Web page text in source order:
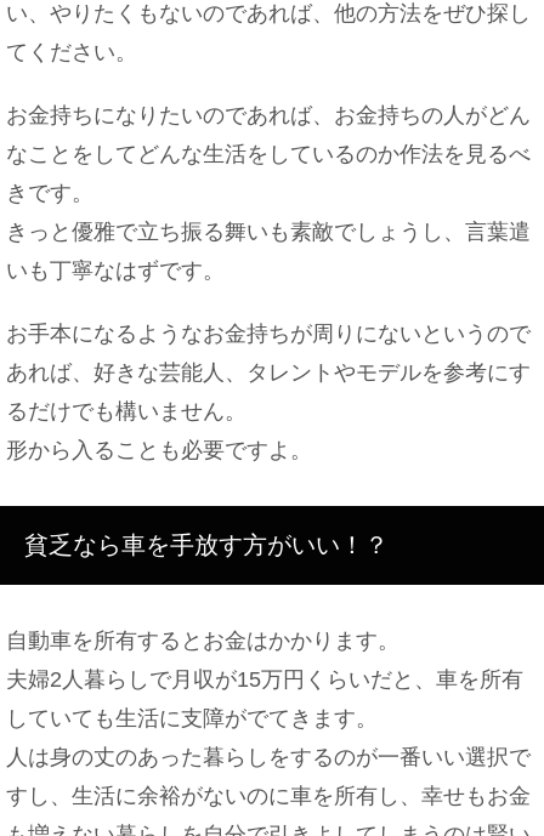
い、やりたくもないのであれば、他の方法をぜひ探し
てください。
お金持ちになりたいのであれば、お金持ちの人がどん
なことをしてどんな生活をしているのか作法を見るべ
きです。
きっと優雅で立ち振る舞いも素敵でしょうし、言葉遣
いも丁寧なはずです。
お手本になるようなお金持ちが周りにないというので
あれば、好きな芸能人、タレントやモデルを参考にす
るだけでも構いません。
形から入ることも必要ですよ。
貧乏なら車を手放す方がいい！？
自動車を所有するとお金はかかります。
夫婦2人暮らしで月収が15万円くらいだと、車を所有
していても生活に支障がでてきます。
人は身の丈のあった暮らしをするのが一番いい選択で
すし、生活に余裕がないのに車を所有し、幸せもお金